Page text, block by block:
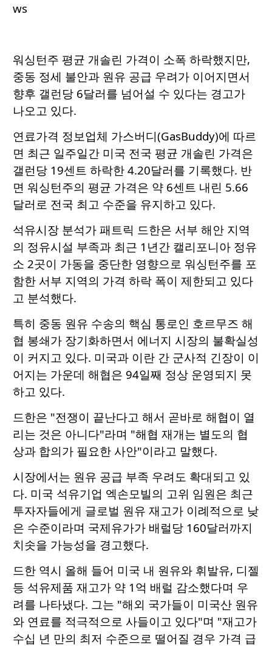
워싱턴주 평균 개솔린 가격이 소폭 하락했지만,
중동 정세 불안과 원유 공급 우려가 이어지면서
향후 갤런당 6달러를 넘어설 수 있다는 경고가
나오고 있다.
연료가격 정보업체 가스버디(GasBuddy)에 따르
면 최근 일주일간 미국 전국 평균 개솔린 가격은
갤런당 19센트 하락한 4.20달러를 기록했다. 반
면 워싱턴주의 평균 가격은 약 6센트 내린 5.66
달러로 전국 최고 수준을 유지하고 있다.
석유시장 분석가 패트릭 드한은 서부 해안 지역
의 정유시설 부족과 최근 1년간 캘리포니아 정유
소 2곳이 가동을 중단한 영향으로 워싱턴주를 포
함한 서부 지역의 가격 하락 폭이 제한되고 있다
고 분석했다.
특히 중동 원유 수송의 핵심 통로인 호르무즈 해
협 봉쇄가 장기화하면서 에너지 시장의 불확실성
이 커지고 있다. 미국과 이란 간 군사적 긴장이 이
어지는 가운데 해협은 94일째 정상 운영되지 못
하고 있다.
드한은 "전쟁이 끝난다고 해서 곧바로 해협이 열
리는 것은 아니다"라며 "해협 재개는 별도의 협
상과 합의가 필요한 사안"이라고 말했다.
시장에서는 원유 공급 부족 우려도 확대되고 있
다. 미국 석유기업 엑손모빌의 고위 임원은 최근
투자자들에게 글로벌 원유 재고가 이례적으로 낮
은 수준이라며 국제유가가 배럴당 160달러까지
치솟을 가능성을 경고했다.
드한 역시 올해 들어 미국 내 원유와 휘발유, 디젤
등 석유제품 재고가 약 1억 배럴 감소했다며 우
려를 나타냈다. 그는 "해외 국가들이 미국산 원유
와 연료를 적극적으로 사들이고 있다"며 "재고가
수십 년 만의 최저 수준으로 떨어질 경우 가격 급